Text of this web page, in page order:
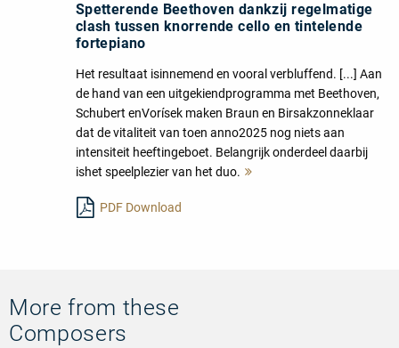
Spetterende Beethoven dankzij regelmatige
clash tussen knorrende cello en tintelende
fortepiano
Het resultaat isinnemend en vooral verbluffend. [...] Aan
de hand van een uitgekiendprogramma met Beethoven,
Schubert enVorísek maken Braun en Birsakzonneklaar
dat de vitaliteit van toen anno2025 nog niets aan
intensiteit heeftingeboet. Belangrijk onderdeel daarbij
ishet speelplezier van het duo.
PDF Download
More from these
Composers